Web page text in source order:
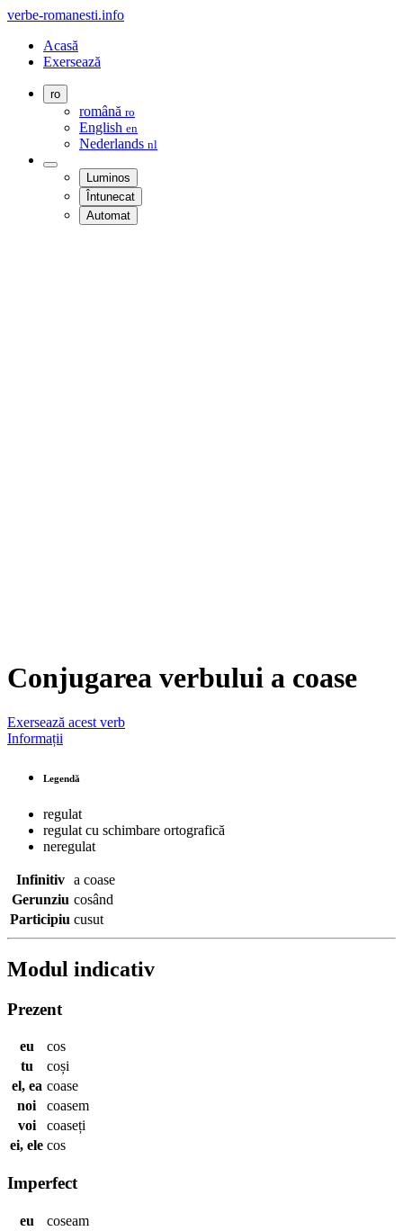
verbe-romanesti.info
Acasă
Exersează
ro
română ro
English en
Nederlands nl
Luminos
Întunecat
Automat
Conjugarea verbului a coase
Exersează acest verb
Informații
Legendă
regulat
regulat cu schimbare ortografică
neregulat
Infinitiv
a coase
Gerunziu cosând
Participiu cusut
Modul indicativ
Prezent
eu
cos
tu
coși
el, ea coase
noi
coasem
voi
coaseți
ei, ele cos
Imperfect
eu
coseam